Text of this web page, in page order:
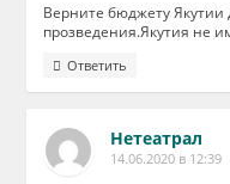
Верните бюджету Якутии
прозведения.Якутия не
Ответить
Нетеатрал
14.06.2020 в 12:39